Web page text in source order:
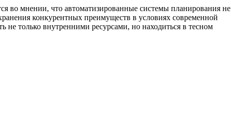
во мнении, что автоматизированные системы планирования не
конкурентных преимуществ в условиях современной
только внутренними ресурсами, но находиться в тесном